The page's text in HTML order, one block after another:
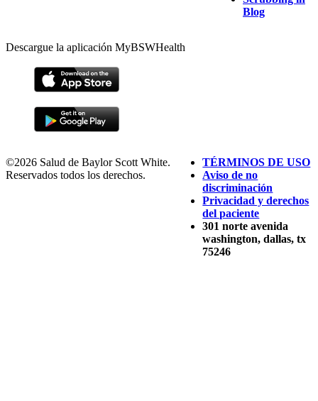
Blog
Descargue la aplicación MyBSWHealth
©2026 Salud de Baylor Scott White.
Reservados todos los derechos.
TÉRMINOS DE USO
Aviso de no
discriminación
Privacidad y derechos
del paciente
301 norte avenida
washington, dallas, tx
75246